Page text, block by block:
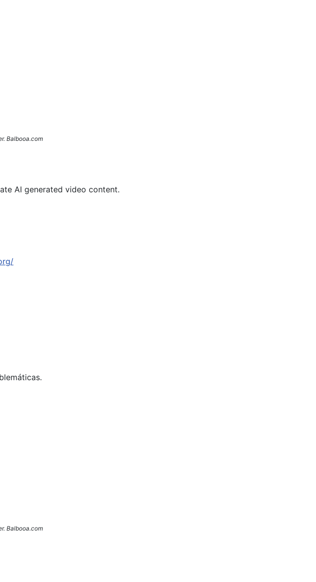
Balbooa.com
AI generated video content.
Balbooa.com